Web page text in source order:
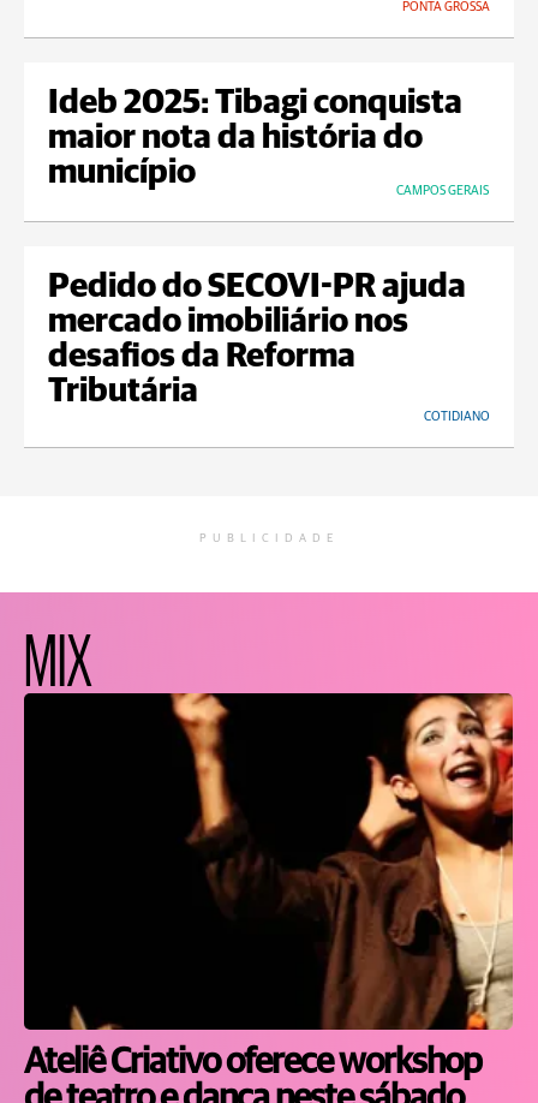
PONTA GROSSA
Ideb 2025: Tibagi conquista
maior nota da história do
município
CAMPOS GERAIS
Pedido do SECOVI-PR ajuda
mercado imobiliário nos
desafios da Reforma
Tributária
COTIDIANO
PUBLICIDADE
MIX
Ateliê Criativo oferece workshop